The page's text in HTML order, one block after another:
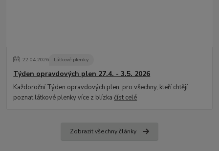
22.04.2026 Látkové plenky
Týden opravdových plen 27.4. - 3.5. 2026
Každoroční Týden opravdových plen, pro všechny, kteří chtějí
poznat látkové plenky více z blízkačíst celé
Zobrazit všechny články